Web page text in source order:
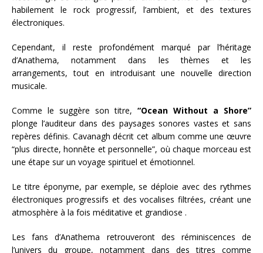
habilement le rock progressif, l’ambient, et des textures
électroniques.
Cependant, il reste profondément marqué par l’héritage
d’Anathema, notamment dans les thèmes et les
arrangements, tout en introduisant une nouvelle direction
musicale.
Comme le suggère son titre, “Ocean Without a Shore”
plonge l’auditeur dans des paysages sonores vastes et sans
repères définis. Cavanagh décrit cet album comme une œuvre
“plus directe, honnête et personnelle”, où chaque morceau est
une étape sur un voyage spirituel et émotionnel.
Le titre éponyme, par exemple, se déploie avec des rythmes
électroniques progressifs et des vocalises filtrées, créant une
atmosphère à la fois méditative et grandiose .
Les fans d’Anathema retrouveront des réminiscences de
l’univers du groupe, notamment dans des titres comme